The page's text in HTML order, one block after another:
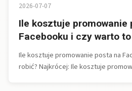
2026-07-07
Ile kosztuje promowanie
Facebooku i czy warto
Ile kosztuje promowanie posta na
robić? Najkrócej: Ile kosztuje